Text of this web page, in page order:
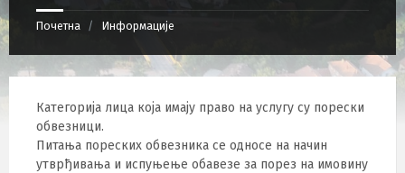
Почетна Информације
Категорија лица која имају право на услугу су порески
обвезници.
Питања пореских обвезника се односе на начин
утврђивања и испуњење обавезе за порез на имовину